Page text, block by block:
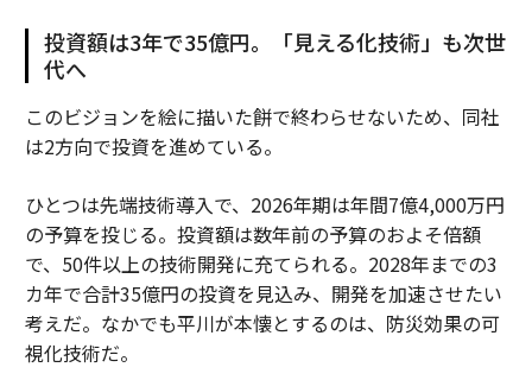
投資額は3年で35億円。「見える化技術」も次世
代へ
このビジョンを絵に描いた餅で終わらせないため、同社
は2方向で投資を進めている。
ひとつは先端技術導入で、2026年期は年間7億4,000万円
の予算を投じる。投資額は数年前の予算のおよそ倍額
で、50件以上の技術開発に充てられる。2028年までの3
カ年で合計35億円の投資を見込み、開発を加速させたい
考えだ。なかでも平川が本懐とするのは、防災効果の可
視化技術だ。